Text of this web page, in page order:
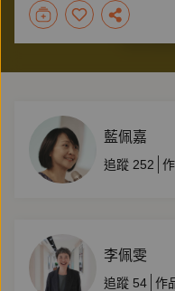
藍佩嘉
追蹤 252
李佩雯
追蹤 54 作